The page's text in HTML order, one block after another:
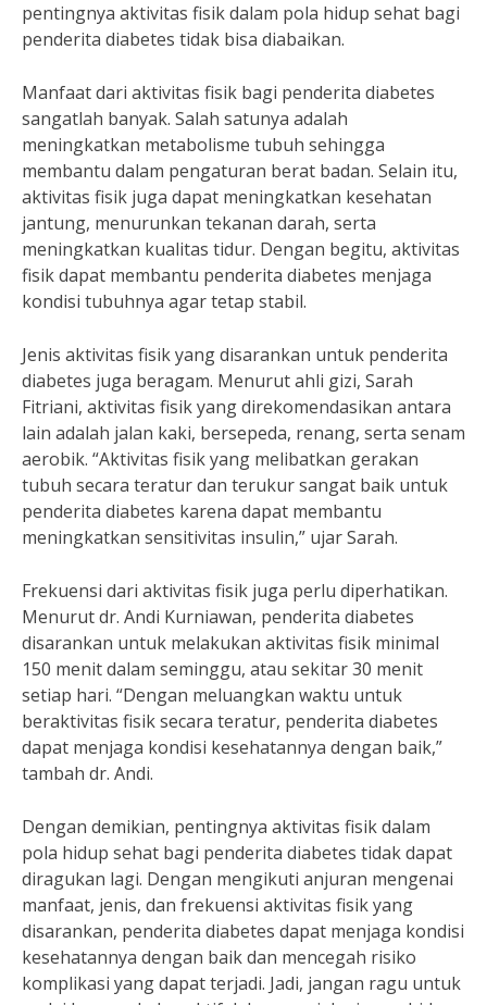
pentingnya aktivitas fisik dalam pola hidup sehat bagi
penderita diabetes tidak bisa diabaikan.
Manfaat dari aktivitas fisik bagi penderita diabetes
sangatlah banyak. Salah satunya adalah
meningkatkan metabolisme tubuh sehingga
membantu dalam pengaturan berat badan. Selain itu,
aktivitas fisik juga dapat meningkatkan kesehatan
jantung, menurunkan tekanan darah, serta
meningkatkan kualitas tidur. Dengan begitu, aktivitas
fisik dapat membantu penderita diabetes menjaga
kondisi tubuhnya agar tetap stabil.
Jenis aktivitas fisik yang disarankan untuk penderita
diabetes juga beragam. Menurut ahli gizi, Sarah
Fitriani, aktivitas fisik yang direkomendasikan antara
lain adalah jalan kaki, bersepeda, renang, serta senam
aerobik. “Aktivitas fisik yang melibatkan gerakan
tubuh secara teratur dan terukur sangat baik untuk
penderita diabetes karena dapat membantu
meningkatkan sensitivitas insulin,” ujar Sarah.
Frekuensi dari aktivitas fisik juga perlu diperhatikan.
Menurut dr. Andi Kurniawan, penderita diabetes
disarankan untuk melakukan aktivitas fisik minimal
150 menit dalam seminggu, atau sekitar 30 menit
setiap hari. “Dengan meluangkan waktu untuk
beraktivitas fisik secara teratur, penderita diabetes
dapat menjaga kondisi kesehatannya dengan baik,”
tambah dr. Andi.
Dengan demikian, pentingnya aktivitas fisik dalam
pola hidup sehat bagi penderita diabetes tidak dapat
diragukan lagi. Dengan mengikuti anjuran mengenai
manfaat, jenis, dan frekuensi aktivitas fisik yang
disarankan, penderita diabetes dapat menjaga kondisi
kesehatannya dengan baik dan mencegah risiko
komplikasi yang dapat terjadi. Jadi, jangan ragu untuk